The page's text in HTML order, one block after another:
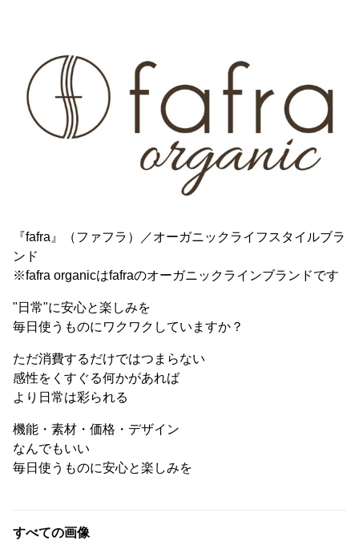
『fafra』（ファフラ）／オーガニックライフスタイルブラ
ンド
※fafra organicはfafraのオーガニックラインブランドです
"日常"に安心と楽しみを
毎日使うものにワクワクしていますか？
ただ消費するだけではつまらない
感性をくすぐる何かがあれば
より日常は彩られる
機能・素材・価格・デザイン
なんでもいい
毎日使うものに安心と楽しみを
すべての画像